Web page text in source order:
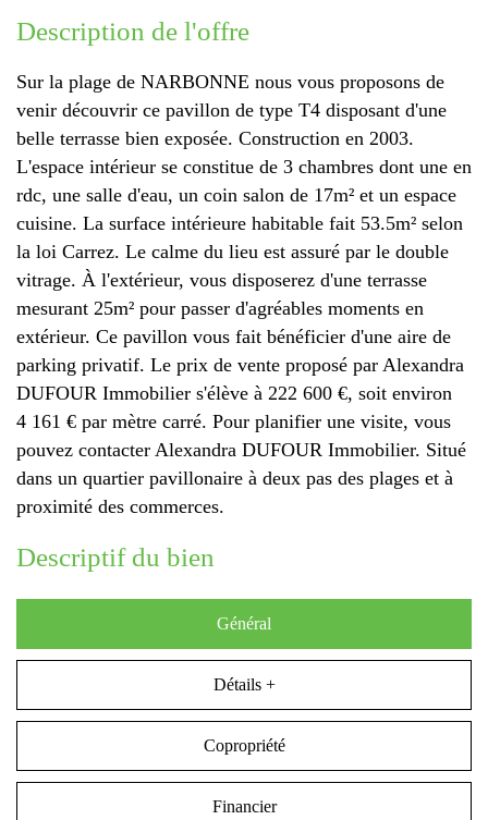
description de l'offre
Sur la plage de NARBONNE nous vous proposons de
venir découvrir ce pavillon de type T4 disposant d'une
belle terrasse bien exposée. Construction en 2003.
L'espace intérieur se constitue de 3 chambres dont une en
rdc, une salle d'eau, un coin salon de 17m² et un espace
cuisine. La surface intérieure habitable fait 53.5m² selon
la loi Carrez. Le calme du lieu est assuré par le double
vitrage. À l'extérieur, vous disposerez d'une terrasse
mesurant 25m² pour passer d'agréables moments en
extérieur. Ce pavillon vous fait bénéficier d'une aire de
parking privatif. Le prix de vente proposé par Alexandra
DUFOUR Immobilier s'élève à 222 600 €, soit environ
4 161 € par mètre carré. Pour planifier une visite, vous
pouvez contacter Alexandra DUFOUR Immobilier. Situé
dans un quartier pavillonaire à deux pas des plages et à
proximité des commerces.
descriptif du bien
Général
Détails +
Copropriété
Financier